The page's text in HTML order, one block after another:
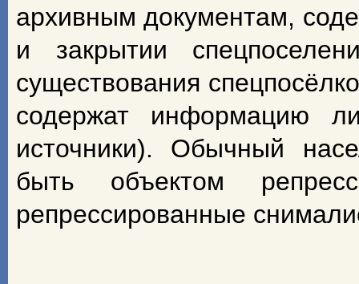
архивным документам,
и закрытии
существования
содержат информацию
источники). Обычный
быть объектом
репрессированные